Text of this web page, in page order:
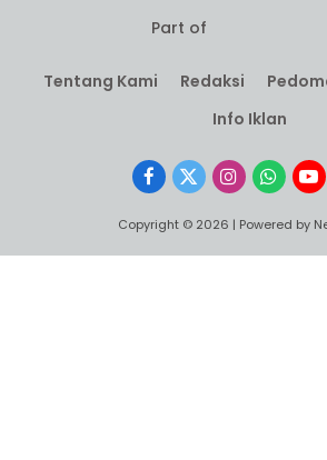
Part of
Tentang Kami Redaksi
Info Iklan
Facebook
X
Instagram
Copyright © 2026 | Powered by